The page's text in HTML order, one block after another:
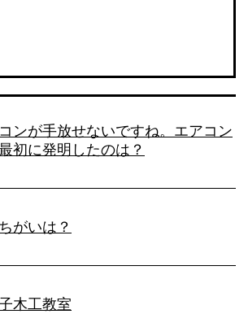
ンが手放せないですね。エアコン
初に発明したのは？
がいは？
木工教室